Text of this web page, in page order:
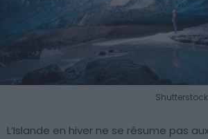
L’Islande en hiver ne se résume pas